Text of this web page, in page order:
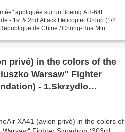
appliquée sur un Boeing AH-64E
- 1st & 2nd Attack Helicopter Group (1/2
de Chine / Chung-Hua Min
privé) in the colors of the
Warsaw" Fighter
- 1.Skrzydlo
(1.SLT) - 22.Baza
(41.elt)